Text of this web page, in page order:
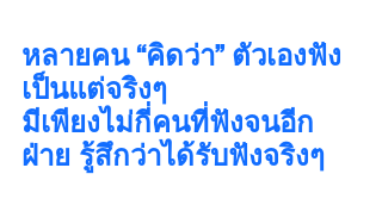
หลายคน “คิดว่า” ตัวเองฟัง
เป็นแต่จริงๆ
มีเพียงไม่กี่คนที่ฟังจนอีก
ฝ่าย รู้สึกว่าได้รับฟังจริงๆ